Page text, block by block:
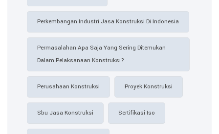
Perkembangan Industri Jasa Konstruksi Di Indonesia
Permasalahan Apa Saja Yang Sering Ditemukan
Dalam Pelaksanaan Konstruksi?
Perusahaan Konstruksi Proyek Konstruksi
Sbu Jasa Konstruksi Sertifikasi Iso